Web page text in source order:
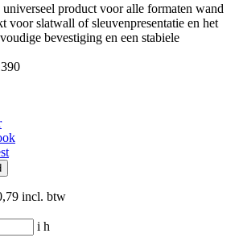
product voor alle formaten wand
voor slatwall of sleuvenpresentatie en het
bevestiging en een stabiele
incl. btw
i h